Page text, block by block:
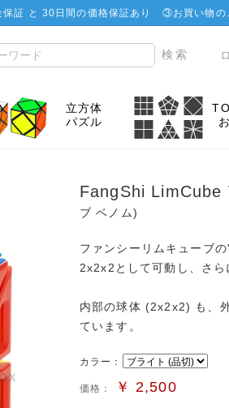
証 と 30日間の価格保証あり ③お買い物の
立方体
パズル
FangShi
ブ ベノム)
ファンシーリムキューブ
2x2x2として可動し、さ
内部の球体 (2x2x2) も、
ています。
カラー：
価格： ￥ 2,500